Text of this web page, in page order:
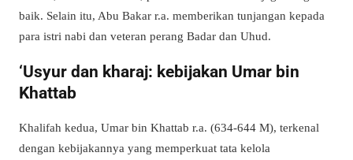
baik. Selain itu, Abu Bakar r.a. memberikan tunjangan kepada
para istri nabi dan veteran perang Badar dan Uhud.
‘Usyur dan kharaj: kebijakan Umar bin
Khattab
Khalifah kedua, Umar bin Khattab r.a. (634-644 M), terkenal
dengan kebijakannya yang memperkuat tata kelola